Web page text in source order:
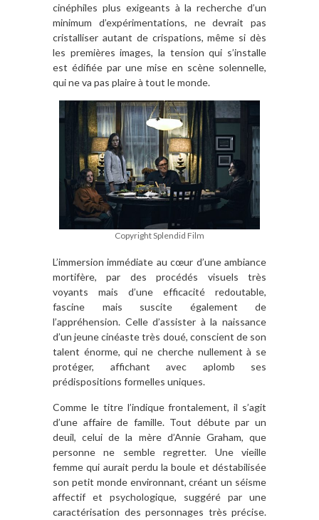
cinéphiles plus exigeants à la recherche d’un
minimum d’expérimentations, ne devrait pas
cristalliser autant de crispations, même si dès
les premières images, la tension qui s’installe
est édifiée par une mise en scène solennelle,
qui ne va pas plaire à tout le monde.
Copyright Splendid Film
L’immersion immédiate au cœur d’une ambiance
mortifère, par des procédés visuels très
voyants mais d’une efficacité redoutable,
fascine mais suscite également de
l’appréhension. Celle d’assister à la naissance
d’un jeune cinéaste très doué, conscient de son
talent énorme, qui ne cherche nullement à se
protéger, affichant avec aplomb ses
prédispositions formelles uniques.
Comme le titre l’indique frontalement, il s’agit
d’une affaire de famille. Tout débute par un
deuil, celui de la mère d’Annie Graham, que
personne ne semble regretter. Une vieille
femme qui aurait perdu la boule et déstabilisée
son petit monde environnant, créant un séisme
affectif et psychologique, suggéré par une
caractérisation des personnages très précise.